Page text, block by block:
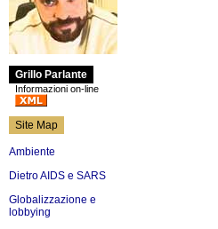
Grillo Parlante
Informazioni on-line
Site Map
Ambiente
Dietro AIDS e SARS
Globalizzazione e
lobbying